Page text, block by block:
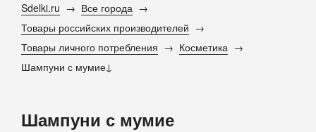
Sdelki.ru
Все города
Товары российских производителей
Товары личного потребления
Косметика
Шампуни с мумие
Шампуни с мумие